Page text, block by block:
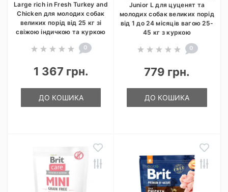
Large rich in Fresh Turkey and
Chicken для молодих собак
великих порід від 25 кг зі
свіжою індичкою та куркою
0
1 367 грн.
ДО КОШИКА
Junior L для цуценят та
молодих собак великих порід
від 1 до 24 місяців вагою 25-
45 кг з куркою
0
779 грн.
ДО КОШИКА